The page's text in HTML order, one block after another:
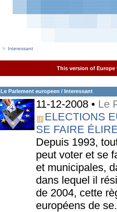
Interessant
This version of Europe
Le Parlement europeen / Interessant
11-12-2008 • Le
ELECTIONS
SE FAIRE
Depuis 1993,
peut voter et se
et municipales,
dans lequel il
de 2004, cette
européens de